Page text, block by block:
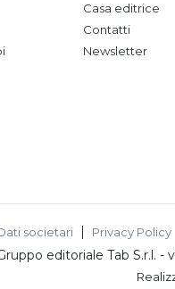
Casa editrice
Contatti
Newsletter
societari Privacy Policy
editoriale Tab S.r.l. -